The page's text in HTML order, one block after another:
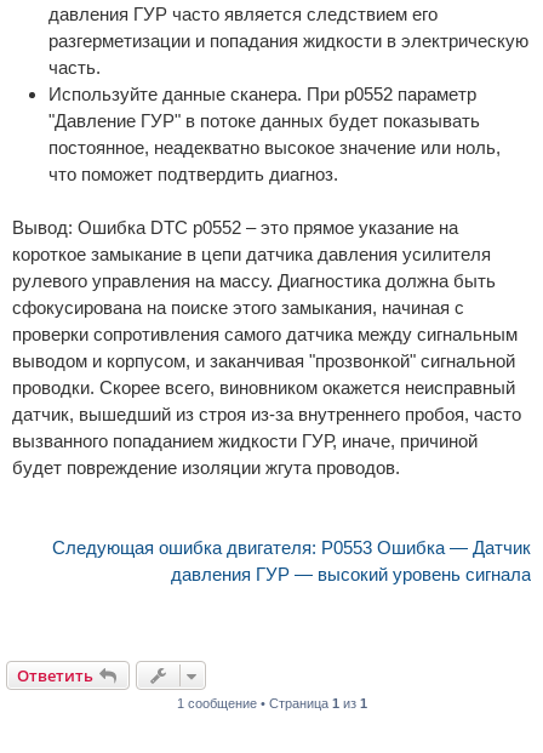
давления ГУР часто является следствием его
разгерметизации и попадания жидкости в электрическую
часть.
Используйте данные сканера. При p0552 параметр
"Давление ГУР" в потоке данных будет показывать
постоянное, неадекватно высокое значение или ноль,
что поможет подтвердить диагноз.
Вывод: Ошибка DTC p0552 – это прямое указание на
короткое замыкание в цепи датчика давления усилителя
рулевого управления на массу. Диагностика должна быть
сфокусирована на поиске этого замыкания, начиная с
проверки сопротивления самого датчика между сигнальным
выводом и корпусом, и заканчивая "прозвонкой" сигнальной
проводки. Скорее всего, виновником окажется неисправный
датчик, вышедший из строя из-за внутреннего пробоя, часто
вызванного попаданием жидкости ГУР, иначе, причиной
будет повреждение изоляции жгута проводов.
Следующая ошибка двигателя: P0553 Ошибка — Датчик
давления ГУР — высокий уровень сигнала
Ответить
1 сообщение • Страница 1 из 1